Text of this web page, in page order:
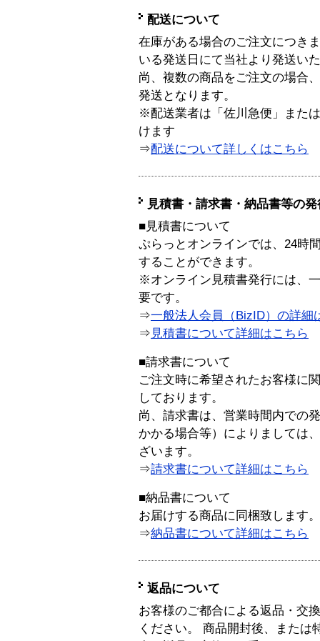
配送について
在庫がある場合のご注文につき
いる発送日にて当社より発送い
尚、複数の商品をご注文の場合
発送となります。
※配送業者は「佐川急便」また
けます
⇒配送について詳しくはこちら
見積書・請求書・納品書等の
■見積書について
ぷらっとオンラインでは、24時
することができます。
※オンライン見積書発行には、
要です。
⇒一般法人会員（BizID）の詳細
⇒ 見積書について詳細はこちら
■請求書について
ご注文時に希望されたお客様に
しております。
尚、請求書は、営業時間内での
かかる場合等）によりましては
ざいます。
⇒請求書について詳細はこちら
■納品書について
お届けする商品に同梱致します。
⇒納品書について詳細はこちら
返品について
お客様のご都合による返品・交
ください。 商品開封後、または